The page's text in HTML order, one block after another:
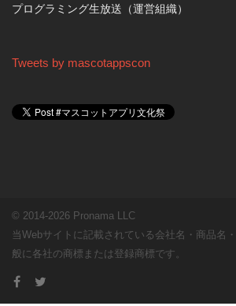
プログラミング生放送（運営組織）
Tweets by mascotappscon
© 2014-2026 Pronama LLC
当Webサイトに記載されている会社名・商品名
般に各社の商標または登録商標です。